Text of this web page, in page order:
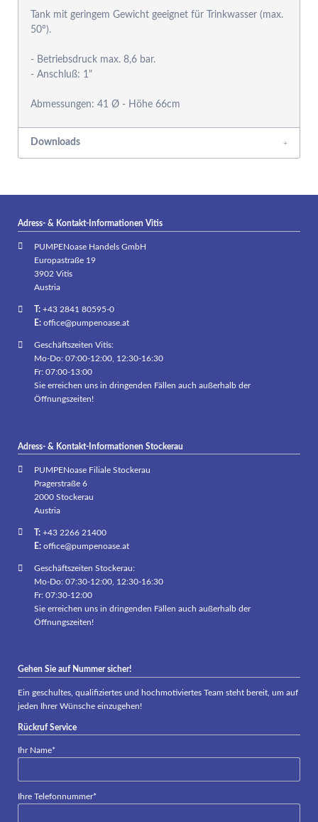
Tank mit geringem Gewicht geeignet für Trinkwasser (max.
50°).
- Betriebsdruck max. 8,6 bar.
- Anschluß: 1"
Abmessungen: 41 Ø - Höhe 66cm
Downloads
Adress- & Kontakt-Informationen Vitis
PUMPENoase Handels GmbH
Europastraße 19
3902 Vitis
Austria
T:+43 2841 80595-0
E: office@pumpenoase.at
Geschäftszeiten Vitis:
Mo-Do: 07:00-12:00, 12:30-16:30
Fr: 07:00-13:00
Sie erreichen uns in dringenden Fällen auch außerhalb der
Öffnungszeiten!
Adress- & Kontakt-Informationen Stockerau
PUMPENoase Filiale Stockerau
Pragerstraße 6
2000 Stockerau
Austria
T:+43 2266 21400
E: office@pumpenoase.at
Geschäftszeiten Stockerau:
Mo-Do: 07:30-12:00, 12:30-16:30
Fr: 07:30-12:00
Sie erreichen uns in dringenden Fällen auch außerhalb der
Öffnungszeiten!
Gehen Sie auf Nummer sicher!
Ein geschultes, qualifiziertes und hochmotiviertes Team steht bereit, um auf
jeden Ihrer Wünsche einzugehen!
Rückruf Service
Pflichtfeld
Ihr Name*
Pflichtfeld
Ihre Telefonnummer*